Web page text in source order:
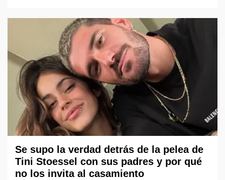
Se supo la verdad detrás de la pelea de
Tini Stoessel con sus padres y por qué
no los invita al casamiento